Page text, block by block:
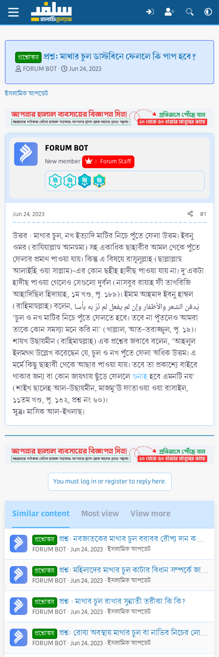
প্রশ্নোত্তর প্রশ্ন: মাথার চুল ডাস্টবিনে ফেললে কি পাপ হবে?
T
r
e
d
s
t
a
r
t
FORUM BOT
S
a
d
a
t
e
Jun 24, 2023
ইসলামিক আপডেট
FORUM BOT
New member Forum Staff
Jun 24, 2023 #1
উত্তর : মাথার চুল, নখ ইত্যাদি মাটির নিচে পুঁতে ফেলা উত্তম। ইবনু
ওমর (রাযিয়াল্লাহু আনহুমা) সহ একাধিক ছাহাবীর আমল থেকে পুঁতে
ফেলার প্রমাণ পাওয়া যায়। কিন্তু এ বিষয়ে রাসূলুল্লাহ (ছাল্লাল্লাহু
আলাইহি ওয়া সাল্লাম)-এর কোন ছহীহ হাদীছ পাওয়া যায় না। দু’একটা
হাদীছ পাওয়া গেলেও সেগুলো দুর্বল (নাসবুর রায়াহ ফী তাখরিজি
আহাদিছিল হিদায়াহ, ১ম খণ্ড, পৃ. ১৮৯)। ইমাম আহমাদ ইবনু হাম্বল
(রাহিমাহুল্লাহ) বলেন, يَدفن الشعر والأظفار وإن لم يفعل لم نَرَ به بأسا
‘চুল ও নখ মাটির নিচে পুঁতে ফেলতে হবে। তবে না পুঁতলেও আমরা
তাকে কোন সমস্যা মনে করি না’ (খাল্লাল, আত-তরাজ্জুল, পৃ. ১৯)।
শায়খ উছায়মীন (রাহিমাহুল্লাহ) এক প্রশ্নের জবাবে বলেন, ‘আহলুল
ইলমগণ উল্লেখ করেছেন যে, চুল ও নখ পুঁতে ফেলা অধিক উত্তম। এ
মর্মে কিছু ছাহাবী থেকে আছার পাওয়া যায়। তবে তা প্রকাশ্যে বাইরে
থাকার জন্য বা কোন জায়গায় ছুঁড়ে ফেললেগুনাহহবে এমনটি নয়’
(শাইখ ছালেহ আল-উছায়মীন, মাজমূ‘ঊ ফাতাওয়া ওয়া রাসাইল,
১১তম খণ্ড, পৃ. ১৩২, প্রশ্ন নং ৬০)।
সূত্র:মাসিক আল-ইখলাছ।
You must log in or register to reply here.
Similar content Most view View more
প্রশ্নোত্তর প্রশ্ন: নবজাতকের মাথার চুল বরাবর রৌপ্য দান করা এবং তার নাভি মাটিতে পূতে রাখা এটা কি সঠিক?
FORUM BOT Jun 24, 2023 ইসলামিক আপডেট
প্রশ্নোত্তর প্রশ্ন: মহিলাদের মাথার চুল কাটার বিধান সম্পর্কে জানতে চাই।
FORUM BOT Jun 24, 2023 ইসলামিক আপডেট
প্রশ্নোত্তর প্রশ্ন : মাথার চুল রাখার সুন্নাতী তরীকা কি কি?
FORUM BOT Jun 24, 2023 ইসলামিক আপডেট
প্রশ্নোত্তর প্রশ্ন: রোযা অবস্থায় মাথার চুল বা নাভির নিচের লোম চাঁছা কি বৈধ?
FORUM BOT Jun 24, 2023 ইসলামিক আপডেট